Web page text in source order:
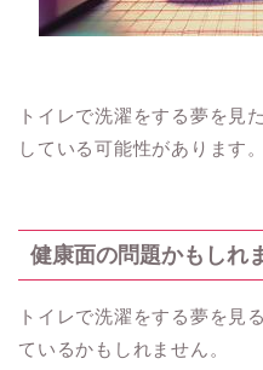
トイレで洗濯をする夢を見
している可能性があります。
健康面の問題かもしれ
トイレで洗濯をする夢を見
ているかもしれません。